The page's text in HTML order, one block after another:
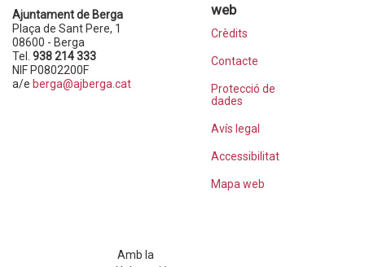
Ajuntament de Berga
Plaça de Sant Pere, 1
08600 - Berga
Tel. 938 214 333
NIF P0802200F
a/e berga@ajberga.cat
web
Crèdits
Contacte
Protecció de
dades
Avís legal
Accessibilitat
Mapa web
Amb la